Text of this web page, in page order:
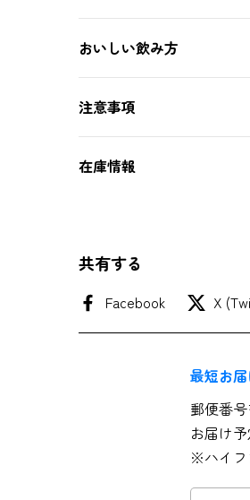
おいしい飲み方
注意事項
在庫情報
共有する
Facebook X
最短お届
郵便番
お届け
※ハイフ